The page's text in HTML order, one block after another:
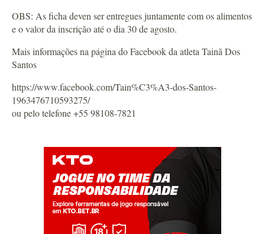
OBS: As ficha deven ser entregues juntamente com os alimentos
e o valor da inscrição até o dia 30 de agosto.
Mais informações na página do Facebook da atleta Tainã Dos
Santos
https://www.facebook.com/Tain%C3%A3-dos-Santos-
1963476710593275/
ou pelo telefone +55 98108-7821